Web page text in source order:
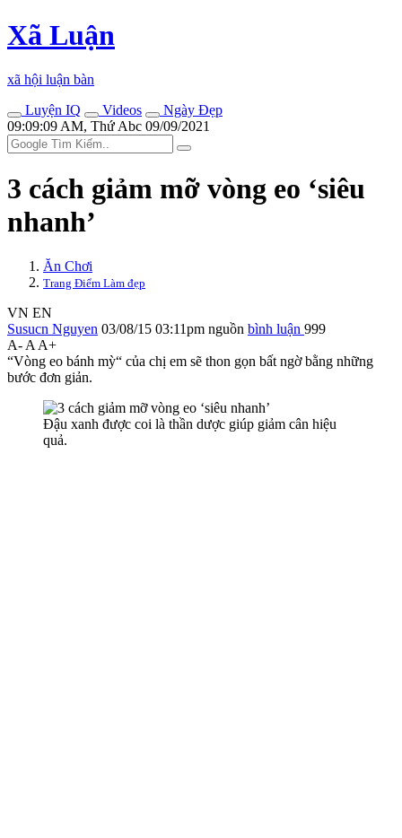
Xã Luận
xã hội luận bàn
Luyện IQ
Videos
Ngày Đẹp
09:09:09 AM, Thứ Abc 09/09/2021
3 cách giảm mỡ vòng eo ‘siêu
nhanh’
Ăn Chơi
Trang Điểm Làm đẹp
VN EN
Susucn Nguyen 03/08/15 03:11pm nguồn bình luận 999
A- A A+
“Vòng eo bánh mỳ“ của chị em sẽ thon gọn bất ngờ bằng những
bước đơn giản.
Đậu xanh được coi là thần dược giúp giảm cân hiệu
quả.